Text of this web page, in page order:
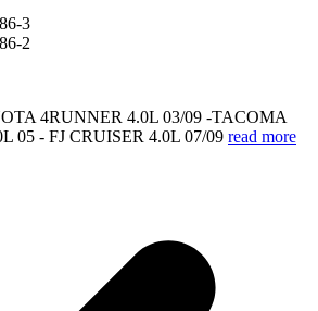
4RUNNER 4.0L 03/09 -TACOMA
05 - FJ CRUISER 4.0L 07/09 read more